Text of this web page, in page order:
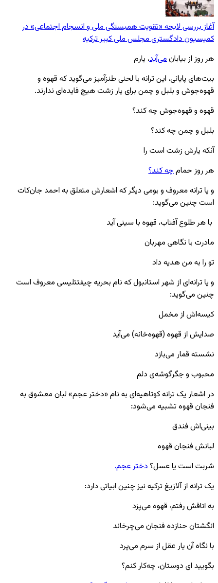
آغاز بررسی لایحه «تقویت همبستگی ملی و انسجام اجتماعی» در
کمیسیون دادگستری مجلس ملی کبیر ترکیه
هر روز از بیابانمی‌آید، یارم
بیت‌های پایانی، این ترانه با لحنی طنزآمیز می‌گوید که قهوه و
قهوه‌جوش و بلبل و چمن برای یار زشت هیچ فایده‌ای ندارند.
قهوه و قهوه‌جوش چه کند؟
بلبل و چمن چه کند؟
آنکه یارش زشت است را
هر روز حمامچه کند؟
و یا ترانه معروف و بومی دیگر که اشعارش متعلق به احمد جان‌کات
است چنین می‌گوید:
با هر طلوع آفتاب، قهوه با سینی آید
مادرت با نگاهی مهربان
تو را به من هدیه داد
و یا ترانه‌ای از شهر استانبول که نام بحریه چیفتتلیسی معروف است
چنین می‌گوید:
کیسه‌اش از مخمل
صدایش از قهوه (قهوه‌خانه) می‌آید
نشسته قمار می‌بازد
محبوب و جگرگوشه‌ی دلم
در اشعار یک ترانه کوتاهیه‌ای به نام «دختر عجم» لبان معشوق به
فنجان قهوه تشبیه می‌شود:
بینی‌اش فندق
لبانش فنجان قهوه
شربت است یا عسل؟دختر عجم.
یک ترانه از آلازیغ ترکیه نیز چنین ابیاتی دارد:
به اتاقش رفتم، قهوه می‌پزد
انگشتان حنازده فنجان می‌چرخاند
با نگاه آن یار عقل از سرم می‌پرد
بگویید ای دوستان، چه‌کار کنم؟